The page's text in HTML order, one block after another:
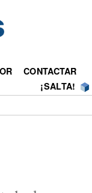
CONTACTAR
¡SALTA!